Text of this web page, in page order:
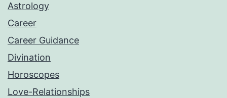
Astrology
Career
Career Guidance
Divination
Horoscopes
Love-Relationships